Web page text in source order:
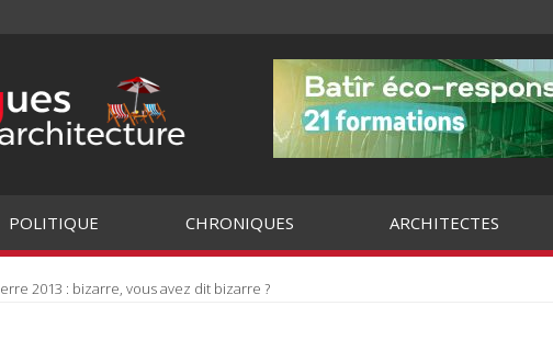
POLITIQUE CHRONIQUES ARCHITECTES
2013 : bizarre, vous avez dit bizarre ?